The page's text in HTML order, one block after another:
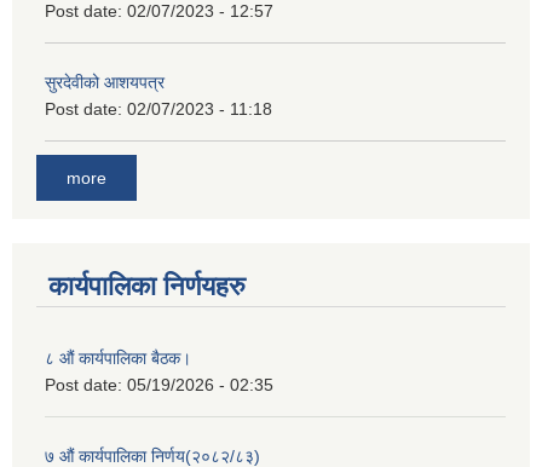
Post date: 02/07/2023 - 12:57
सुरदेवीको आशयपत्र
Post date: 02/07/2023 - 11:18
more
कार्यपालिका निर्णयहरु
८ औं कार्यपालिका बैठक।
Post date: 05/19/2026 - 02:35
७ औं कार्यपालिका निर्णय(२०८२/८३)